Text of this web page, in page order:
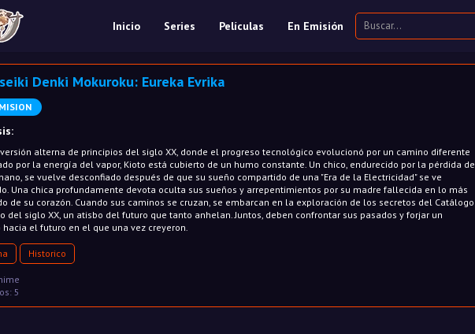
Inicio Series Películas En Emisión
Denki Mokuroku: Eureka Evrika
versión alterna de principios del siglo XX, donde el progreso tecnológico evolucionó por un camino diferente
por la energía del vapor, Kioto está cubierto de un humo constante. Un chico, endurecido por la pérdida de
se vuelve desconfiado después de que su sueño compartido de una "Era de la Electricidad" se ve
Una chica profundamente devota oculta sus sueños y arrepentimientos por su madre fallecida en lo más
de su corazón. Cuando sus caminos se cruzan, se embarcan en la exploración de los secretos del Catálogo
del siglo XX, un atisbo del futuro que tanto anhelan. Juntos, deben confrontar sus pasados y forjar un
hacia el futuro en el que una vez creyeron.
Historico
5